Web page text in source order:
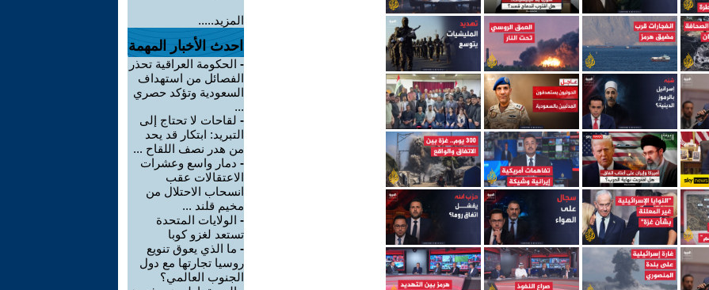
المزيد.....
احدث الأخبار المهمة
- الحكومة العراقية تحذر
الفصائل من استهداف
السعودية وتؤكد حصري
...
- لقاحات لا تحتاج إلى
التبريد: ابتكار قد يحد
من هدر نصف اللقاح ...
- دمار واسع وعشرات
الاعتقالات عقب
انسحاب الاحتلال من
مخيم قلند ...
- الولايات المتحدة
تستعد لغزو كوبا
- ما الذي يعوق تنويع
روسيا تجارتها مع دول
الجنوب العالمي؟